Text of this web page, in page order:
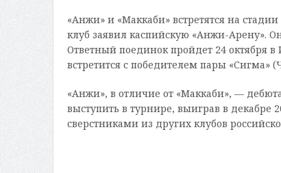
«Анжи» и «Маккаби» встретятся на
клуб заявил каспийскую «Анжи-Арену».
Ответный поединок пройдет 24 октября
встретится с победителем пары «Сигма»
«Анжи», в отличие от «Маккаби», —
выступить в турнире, выиграв в декабре
сверстниками из других клубов